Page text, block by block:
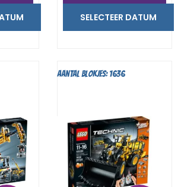
SELECTEER DATUM
Aantal blokjes: 1636